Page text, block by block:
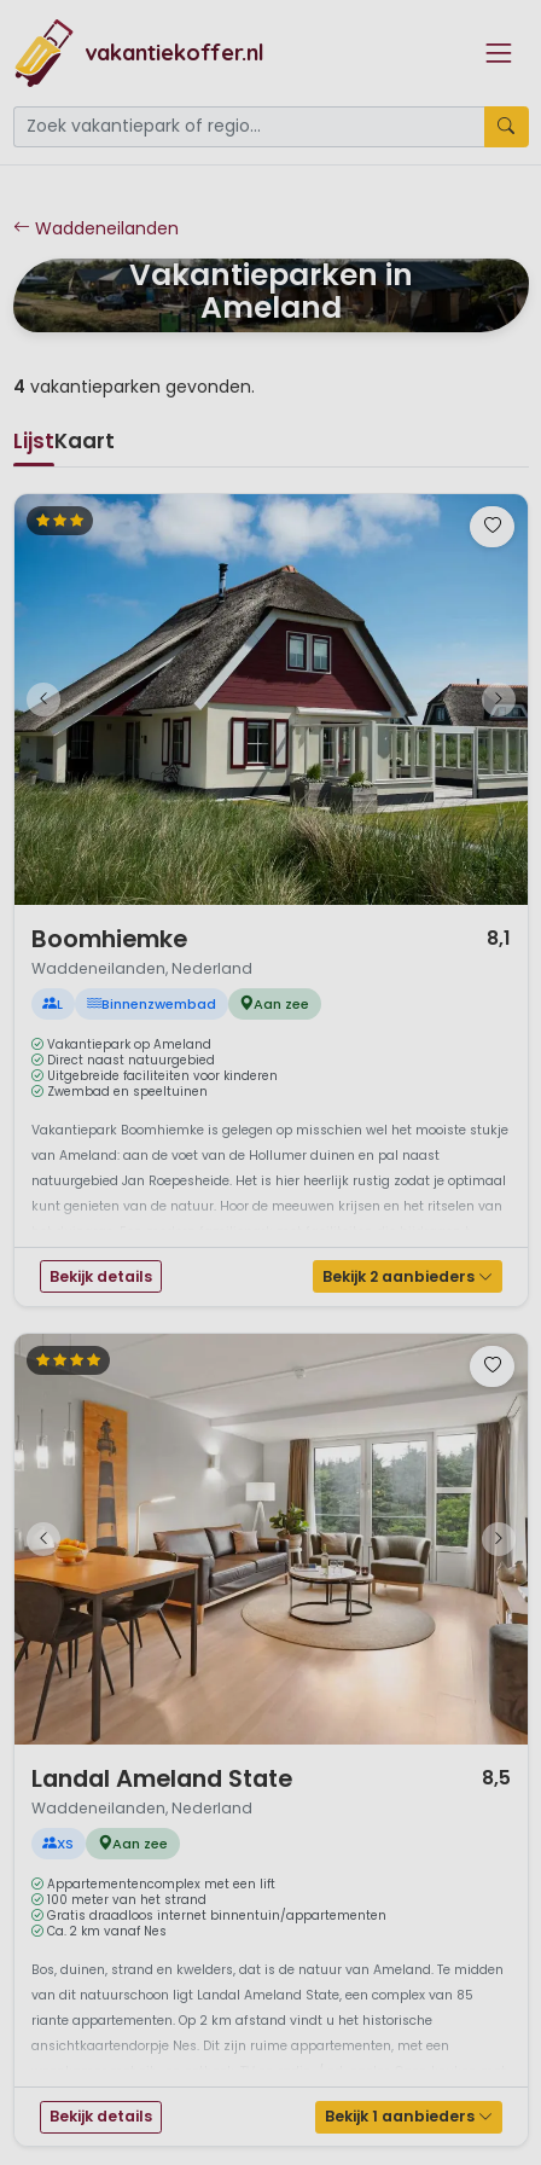
vakantiekoffer.nl
Waddeneilanden
Vakantieparken in
Ameland
4 vakantieparken gevonden.
LijstKaart
Boomhiemke 8,1
Waddeneilanden, Nederland
L Binnenzwembad Aan zee
Vakantiepark op Ameland
Direct naast natuurgebied
Uitgebreide faciliteiten voor kinderen
Zwembad en speeltuinen
Vakantiepark Boomhiemke is gelegen op misschien wel het mooiste stukje
van Ameland: aan de voet van de Hollumer duinen en pal naast
natuurgebied Jan Roepesheide. Het is hier heerlijk rustig zodat je optimaal
kunt genieten van de natuur. Hoor de meeuwen krijsen en het ritselen van
Bekijk details Bekijk 2 aanbieders
Landal Ameland State 8,5
Waddeneilanden, Nederland
XS Aan zee
Appartementencomplex met een lift
100 meter van het strand
Gratis draadloos internet binnentuin/appartementen
Ca. 2 km vanaf Nes
Bos, duinen, strand en kwelders, dat is de natuur van Ameland. Te midden
van dit natuurschoon ligt Landal Ameland State, een complex van 85
riante appartementen. Op 2 km afstand vindt u het historische
ansichtkaartendorpje Nes. Dit zijn ruime appartementen, met een
o.a. combima...
Bekijk details Bekijk 1 aanbieders